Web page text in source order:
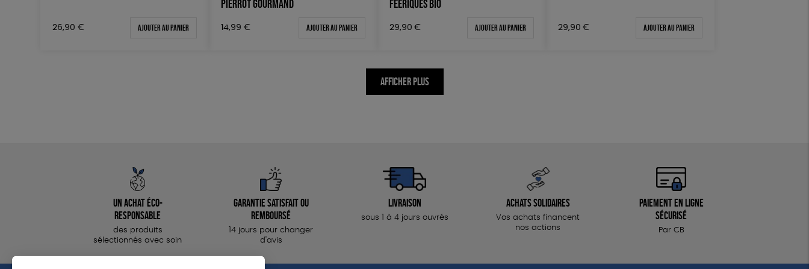
26,90 € Ajouter au panier
PIERROT GOURMAND
14,99 € Ajouter au panier
FÉERIQUES BIO
29,90 € Ajouter au panier 29,90 € Ajouter au panier
AFFICHER PLUS
Un achat éco-
responsable
des produits
sélectionnés avec soin
Garantie satisfait ou
remboursé
14 jours pour changer
d'avis
Livraison
sous 1 à 4 jours ouvrés
Achats solidaires
Vos achats financent
nos actions
Paiement en ligne
sécurisé
Par CB